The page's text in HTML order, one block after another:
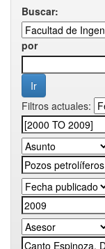
Buscar:
por
Filtros actuales: